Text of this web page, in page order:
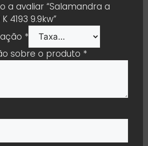
a avaliar “Salamandra a
4193 9.9kw”
*
sobre o produto *